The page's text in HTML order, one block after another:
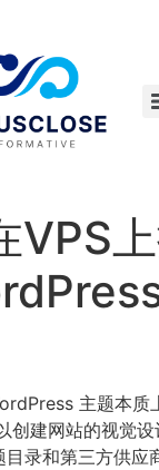
VPS
主题本质
创建网站的视觉
录和第三方供应